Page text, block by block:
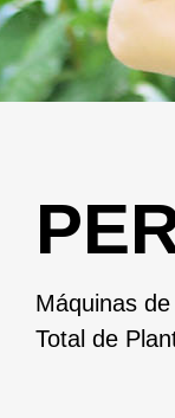
Máquinas
Total de